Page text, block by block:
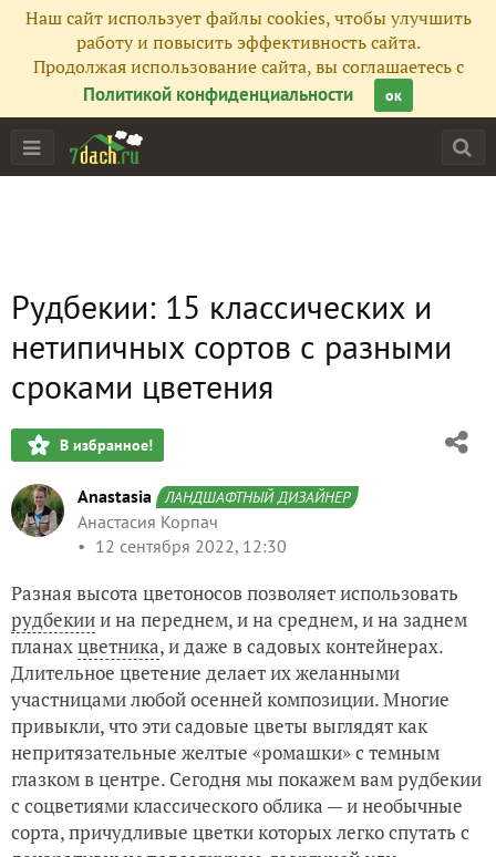
Наш сайт использует файлы cookies, чтобы улучшить
работу и повысить эффективность сайта.
Продолжая использование сайта, вы соглашаетесь с
Политикой конфиденциальности
ок
Рудбекии: 15 классических и
нетипичных сортов с разными
сроками цветения
В избранное!
Anastasia ЛАНДШАФТНЫЙ ДИЗАЙНЕР
Анастасия Корпач
12 сентября 2022, 12:30
Разная высота цветоносов позволяет использовать
рудбекиии на переднем, и на среднем, и на заднем
планахцветника, и даже в садовых контейнерах.
Длительное цветение делает их желанными
участницами любой осенней композиции. Многие
привыкли, что эти садовые цветы выглядят как
непритязательные желтые «ромашки» с темным
глазком в центре. Сегодня мы покажем вам рудбекии
с соцветиями классического облика — и необычные
сорта, причудливые цветки которых легко спутать с